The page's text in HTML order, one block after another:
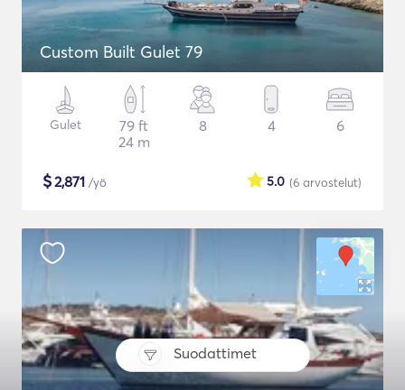
Suodattimet
Custom Built Gulet 79
Gulet
79 ft
24 m
8 4 6
$2,871 /yö (6 arvostelut)
5.0